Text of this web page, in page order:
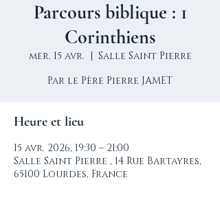
Parcours biblique : 1
Corinthiens
mer. 15 avr.
  |
Salle Saint Pierre
Par le Père Pierre JAMET
Heure et lieu
15 avr. 2026, 19:30 – 21:00
Salle Saint Pierre , 14 Rue Bartayres,
65100 Lourdes, France